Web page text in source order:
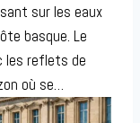
sur les eaux
basque. Le
les reflets de
où se…